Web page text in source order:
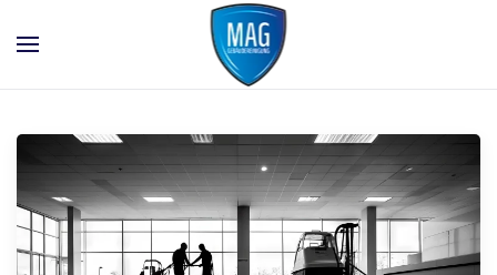
Skip to main content